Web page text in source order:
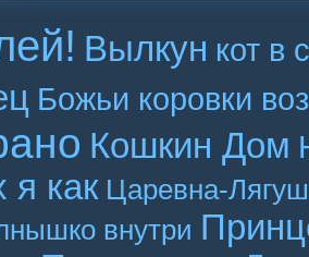
Вылкун кот в
Божьи коровки
Кошкин Дом
я как Царевна-
внутри